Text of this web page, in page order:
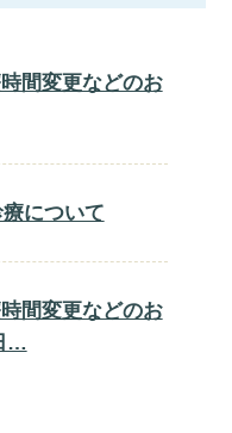
間変更などのお
について
間変更などのお
…